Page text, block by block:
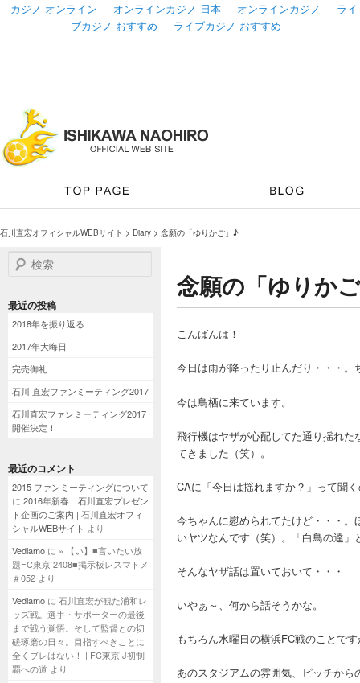
カジノ オンライン オンラインカジノ 日本 オンラインカジノ
ライ
ブカジノ おすすめ
ライブカジノ おすすめ
石川直宏オフィシャルWEBサイト > Diary > 念願の「ゆりかご」♪
検索
最近の投稿
2018年を振り返る
2017年大晦日
完売御礼
石川 直宏ファンミーティング2017
石川直宏ファンミーティング2017
開催決定！
最近のコメント
2015 ファンミーティングについて
に 2016年新春 石川直宏プレゼン
ト企画のご案内 | 石川直宏オフィ
シャルWEBサイト より
Vediamo に » 【い】■言いたい放
題FC東京 2408■掲示板レスマトメ
＃052 より
Vediamo に 石川直宏が観た浦和レ
ッズ戦。選手・サポーターの最後
まで戦う覚悟。そして監督との切
磋琢磨の日々。目指すべきことに
全くブレはない！ | FC東京 J初制
覇への道 より
念願の「ゆりか
こんばんは！
今日は雨が降ったり止んだり・・・
今は鳥栖に来ています。
飛行機はヤザが心配してた通り揺れ
てきました（笑）。
CAに「今日は揺れますか？」って聞
今ちゃんに慰められてたけど・・・
いヤツなんです（笑）。「白鳥の達」
そんなヤザ話は置いておいて・・・
いやぁ～、何から話そうかな。
もちろん水曜日の横浜FC戦のことで
あのスタジアムの雰囲気、ピッチから